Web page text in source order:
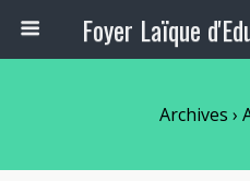
Foyer Laïque
Archives ›